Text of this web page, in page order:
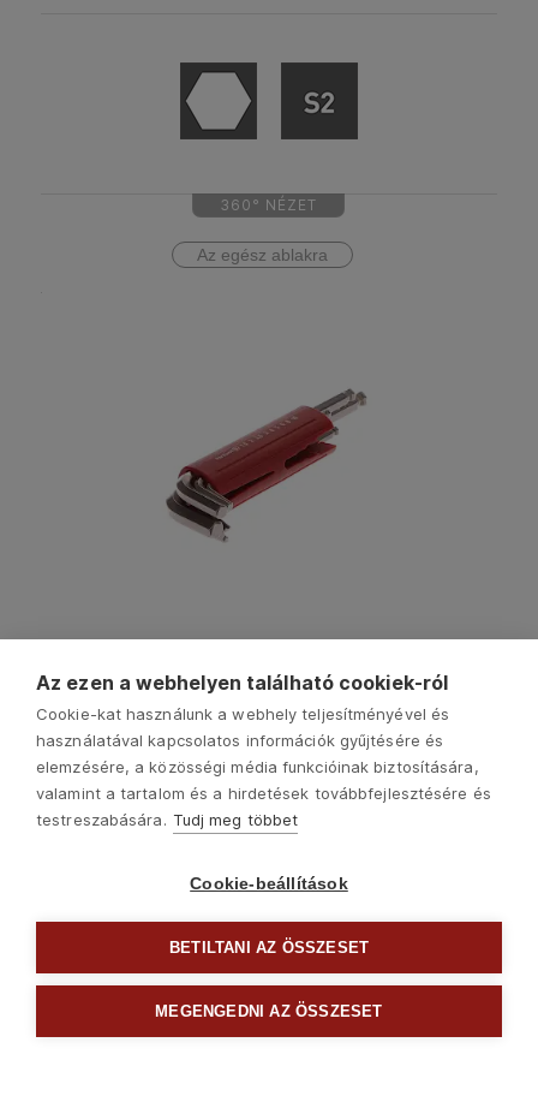
360° NÉZET
Az egész ablakra
KAPCSOLÓDÓ TERMÉKEK
Az ezen a webhelyen található cookiek-ról
Cookie-kat használunk a webhely teljesítményével és
használatával kapcsolatos információk gyűjtésére és
elemzésére, a közösségi média funkcióinak biztosítására,
valamint a tartalom és a hirdetések továbbfejlesztésére és
testreszabására. Tudj meg többet
Cookie-beállítások
BETILTANI AZ ÖSSZESET
MEGENGEDNI AZ ÖSSZESET